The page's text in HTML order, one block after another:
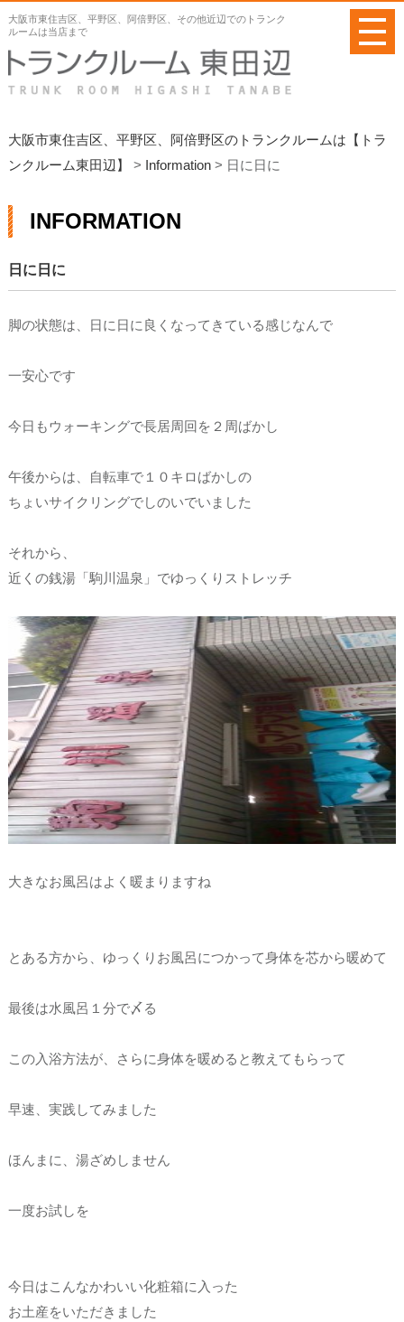
大阪市東住吉区、平野区、阿倍野区、その他近辺でのトランク
ルームは当店まで
大阪市東住吉区、平野区、阿倍野区のトランクルームは【トラ
ンクルーム東田辺】
> Information> 日に日に
メ
ニ
ュ
ー
INFORMATION
日に日に
脚の状態は、日に日に良くなってきている感じなんで
一安心です
今日もウォーキングで長居周回を２周ばかし
午後からは、自転車で１０キロばかしの
ちょいサイクリングでしのいでいました
それから、
近くの銭湯「駒川温泉」でゆっくりストレッチ
大きなお風呂はよく暖まりますね
とある方から、ゆっくりお風呂につかって身体を芯から暖めて
最後は水風呂１分で〆る
この入浴方法が、さらに身体を暖めると教えてもらって
早速、実践してみました
ほんまに、湯ざめしません
一度お試しを
今日はこんなかわいい化粧箱に入った
お土産をいただきました